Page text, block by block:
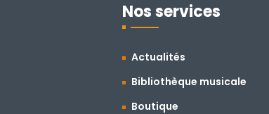
Nos services
Actualités
Bibliothèque musicale
Boutique